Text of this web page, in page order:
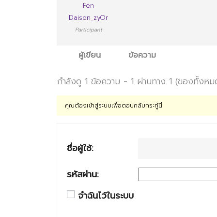
Fen
Daison_zyOr
Participant
ผู้เขียน ข้อความ
กำลังดู 1 ข้อความ - 1 ผ่านทาง 1 (ของทั้งหม
คุณต้องเข้าสู่ระบบเพื่อตอบกลับกระทู้นี้
ชื่อผู้ใช้:
รหัสผ่าน:
จำฉันไว้ในระบบ